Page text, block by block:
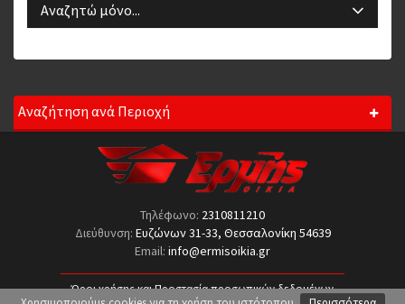
Αναζητώ μόνο...
Αναζήτηση ανά Περιοχή
Τηλέφωνο: 2310811210
Διεύθυνση: Ευζώνων 31-33, Θεσσαλονίκη 54639
Email: info@ermisoikia.gr
Όροι χρήσης και Προστασία προσωπικών δεδομένων